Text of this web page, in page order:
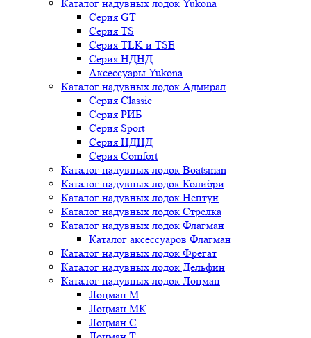
Каталог надувных лодок Yukona
Серия GT
Серия TS
Серия TLK и TSE
Серия НДНД
Аксессуары Yukona
Каталог надувных лодок Адмирал
Серия Classic
Серия РИБ
Серия Sport
Серия НДНД
Серия Comfort
Каталог надувных лодок Boatsman
Каталог надувных лодок Колибри
Каталог надувных лодок Нептун
Каталог надувных лодок Стрелка
Каталог надувных лодок Флагман
Каталог аксессуаров Флагман
Каталог надувных лодок Фрегат
Каталог надувных лодок Дельфин
Каталог надувных лодок Лоцман
Лоцман М
Лоцман МК
Лоцман С